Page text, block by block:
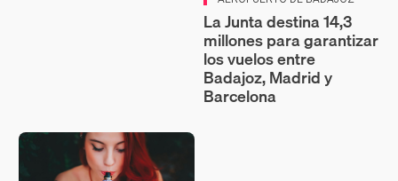
La Junta destina 14,3
millones para garantizar
los vuelos entre
Badajoz, Madrid y
Barcelona